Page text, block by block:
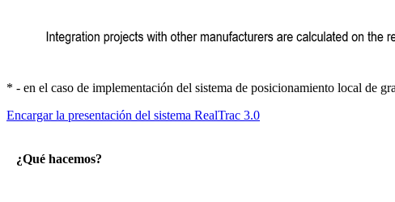
* - en el caso de implementación del sistema de posicionamiento local de
Encargar la presentación del sistema RealTrac 3.0
¿Qué hacemos?